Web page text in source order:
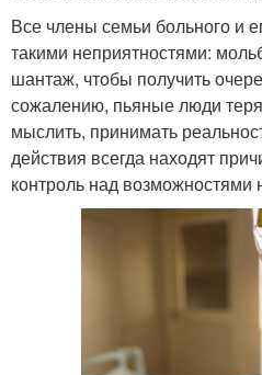
Все члены семьи больного и
такими неприятностями:
шантаж, чтобы получить
сожалению, пьяные люди
мыслить, принимать
действия всегда находят
контроль над возможностями